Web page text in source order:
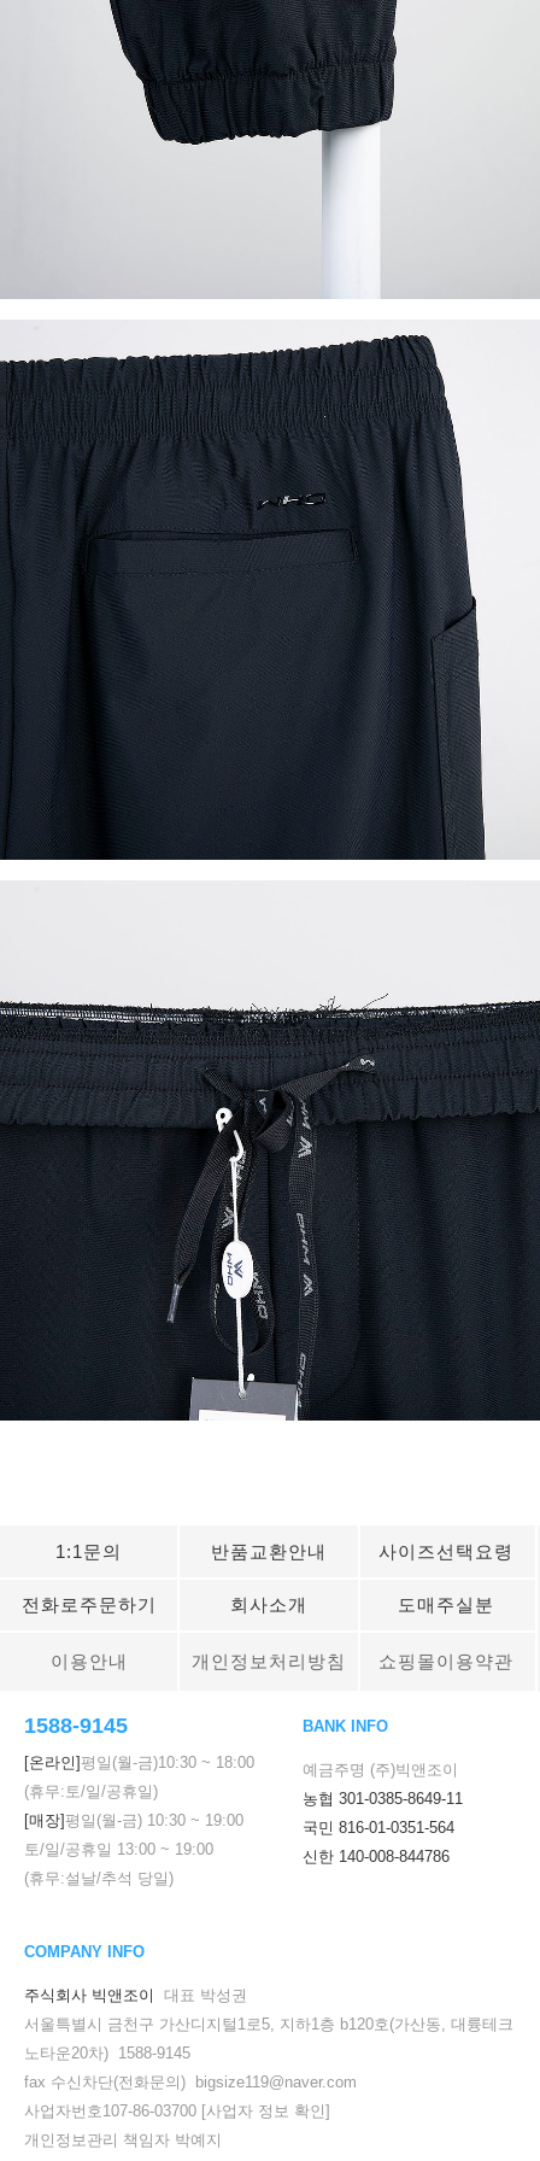
1:1문의 반품교환안내 사이즈선택요령
전화로주문하기 회사소개 도매주실분
이용안내 개인정보처리방침 쇼핑몰이용약관
1588-9145
[온라인]평일(월-금)10:30 ~ 18:00
(휴무:토/일/공휴일)
[매장]평일(월-금) 10:30 ~ 19:00
토/일/공휴일 13:00 ~ 19:00
(휴무:설날/추석 당일)
BANK INFO
예금주명 (주)빅앤조이
농협 301-0385-8649-11
국민 816-01-0351-564
신한 140-008-844786
COMPANY INFO
주식회사 빅앤조이
대표 박성권
서울특별시 금천구 가산디지털1로5, 지하1층 b120호(가산동, 대륭테크
노타운20차) 1588-9145
fax 수신차단(전화문의) bigsize119@naver.com
사업자번호107-86-03700 [사업자 정보 확인]
개인정보관리 책임자 박예지